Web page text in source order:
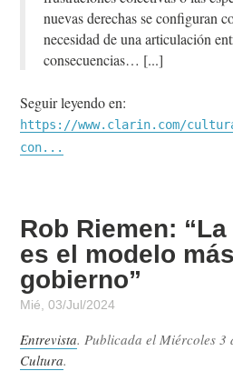
nuevas derechas se configuran
necesidad de una articulación
consecuencias…
Seguir leyendo en:
https://www.clarin.com/
con...
Rob Riemen:
es el modelo
gobierno”
Mié, 03/Jul/2024
Entrevista. Publicada elMiércoles 3
Cultura.